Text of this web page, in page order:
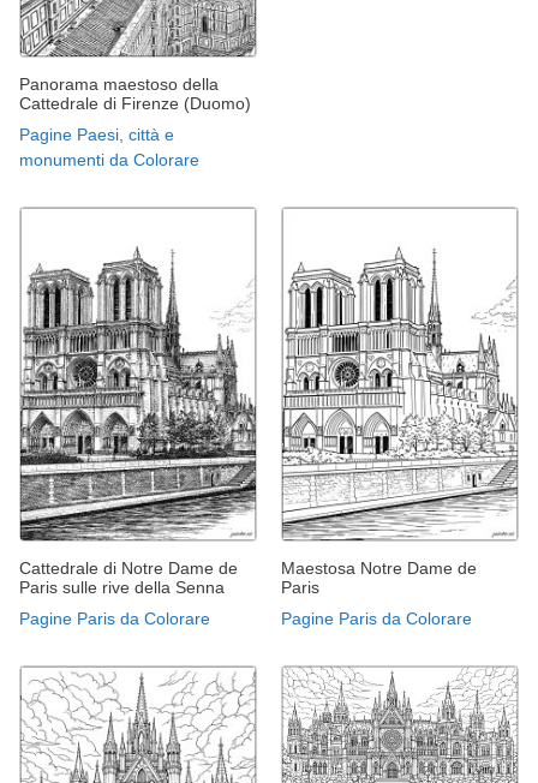
Panorama maestoso della
Cattedrale di Firenze (Duomo)
Pagine Paesi, città e
monumenti da Colorare
Cattedrale di Notre Dame de
Paris sulle rive della Senna
Pagine Paris da Colorare
Maestosa Notre Dame de
Paris
Pagine Paris da Colorare